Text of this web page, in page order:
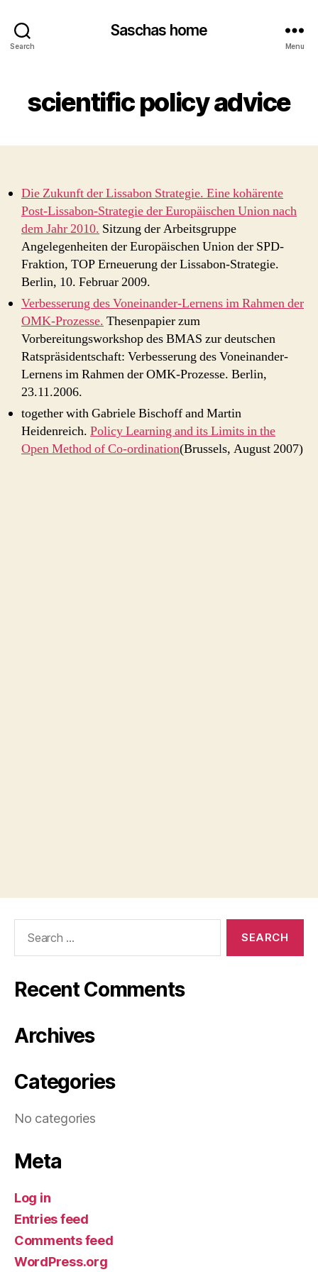
Search
Saschas home
Menu
scientific policy advice
Die Zukunft der Lissabon Strategie. Eine kohärente
Post-Lissabon-Strategie der Europäischen Union nach
dem Jahr 2010. Sitzung der Arbeitsgruppe
Angelegenheiten der Europäischen Union der SPD-
Fraktion, TOP Erneuerung der Lissabon-Strategie.
Berlin, 10. Februar 2009.
Verbesserung des Voneinander-Lernens im Rahmen der
OMK-Prozesse. Thesenpapier zum
Vorbereitungsworkshop des BMAS zur deutschen
Ratspräsidentschaft: Verbesserung des Voneinander-
Lernens im Rahmen der OMK-Prozesse. Berlin,
23.11.2006.
together with Gabriele Bischoff and Martin
Heidenreich. Policy Learning and its Limits in the
Open Method of Co-ordination(Brussels, August 2007)
Recent Comments
Archives
Categories
No categories
Meta
Log in
Entries feed
Comments feed
WordPress.org